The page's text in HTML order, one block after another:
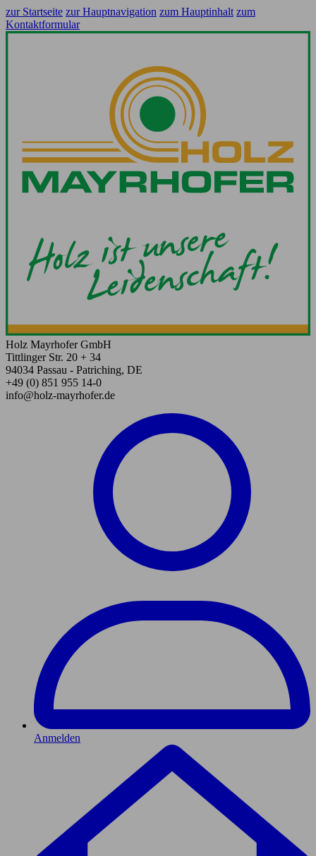
zur Startseite zur Hauptnavigation zum Hauptinhalt zum
Kontaktformular
Holz Mayrhofer GmbH
Tittlinger Str. 20 + 34
94034 Passau - Patriching, DE
+49 (0) 851 955 14-0
info@holz-mayrhofer.de
Anmelden